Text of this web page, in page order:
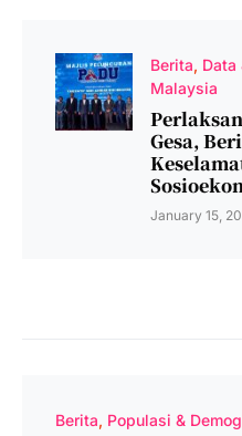
Berita Data
Malaysia
Gesa,
January 15,
Berita Populasi &